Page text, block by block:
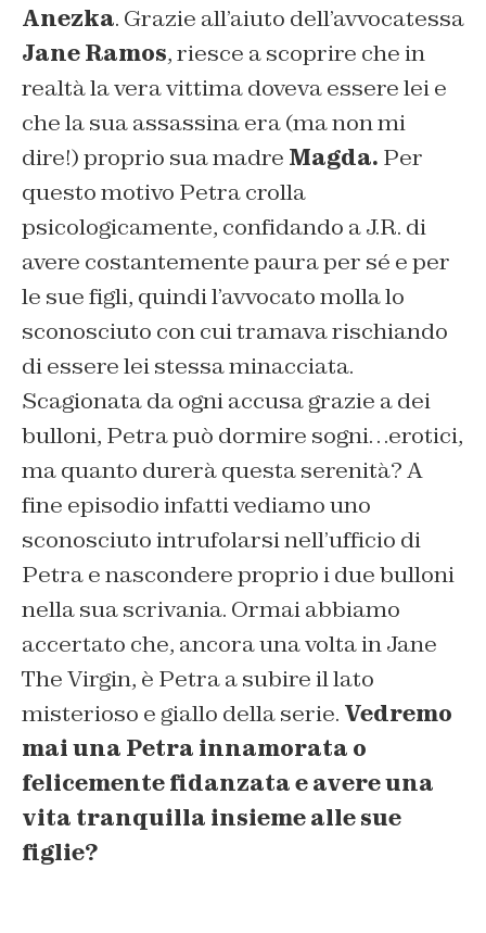
Anezka. Grazie all’aiuto dell’avvocatessa
Jane Ramos, riesce a scoprire che in
realtà la vera vittima doveva essere lei e
che la sua assassina era (ma non mi
dire!) proprio sua madre Magda. Per
questo motivo Petra crolla
psicologicamente, confidando a J.R. di
avere costantemente paura per sé e per
le sue figli, quindi l’avvocato molla lo
sconosciuto con cui tramava rischiando
di essere lei stessa minacciata.
Scagionata da ogni accusa grazie a dei
bulloni, Petra può dormire sogni…erotici,
ma quanto durerà questa serenità? A
fine episodio infatti vediamo uno
sconosciuto intrufolarsi nell’ufficio di
Petra e nascondere proprio i due bulloni
nella sua scrivania. Ormai abbiamo
accertato che, ancora una volta in Jane
The Virgin, è Petra a subire il lato
misterioso e giallo della serie. Vedremo
mai una Petra innamorata o
felicemente fidanzata e avere una
vita tranquilla insieme alle sue
figlie?